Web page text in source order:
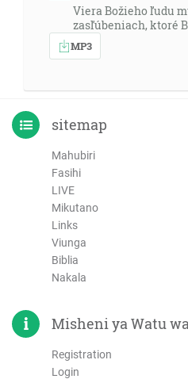
Viera Božieho ľudu
zasľúbeniach, ktoré
MP3
sitemap
Mahubiri
Fasihi
LIVE
Mikutano
Links
Viunga
Biblia
Nakala
Misheni ya Watu
Registration
Login